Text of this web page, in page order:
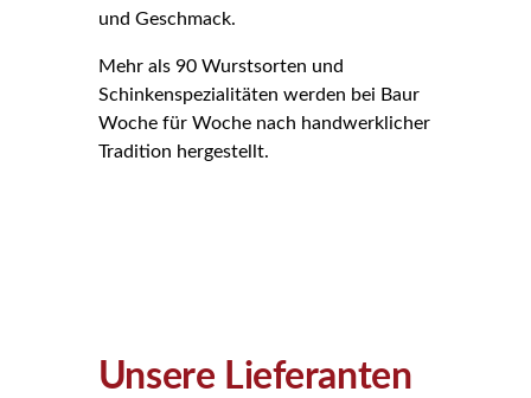
und Geschmack.
Mehr als 90 Wurstsorten und
Schinkenspezialitäten werden bei Baur
Woche für Woche nach handwerklicher
Tradition hergestellt.
Unsere Lieferanten